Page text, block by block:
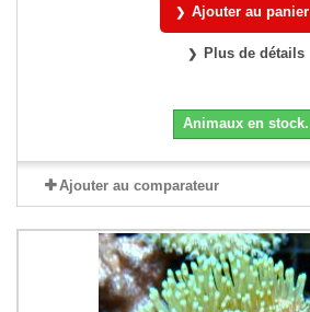
Ajouter au panier
Plus de détails
Animaux en stock.
Ajouter au comparateur